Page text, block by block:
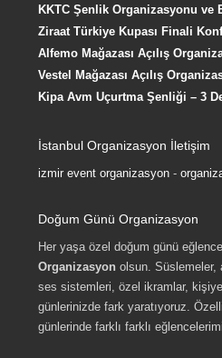
KKTC Şenlik Organizasyonu ve
Ziraat Türkiye Kupası Finali
Alfemo Mağazası Açılış
Vestel Mağazası Açılış
Kipa Avm Uçurtma Şenliği – 3
İstanbul Organizasyon İletişim
izmir event organizasyon -
Doğum Günü Organizasyon
Her yaşa özel doğum günü
Organizasyon olsun. Süslemeler,
ses sistemleri, özel ikramlar,
günlerinizde fark yaratıyoruz.
günlerinde farklı farklı